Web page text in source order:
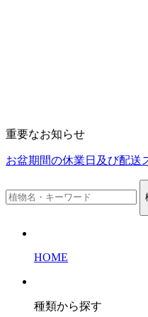
重要なお知らせ
お盆期間の休業日及び配送
HOME
種類から探す